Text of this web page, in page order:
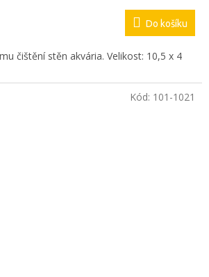
Do košíku
čištění stěn akvária. Velikost: 10,5 x 4
Kód: 101-1021